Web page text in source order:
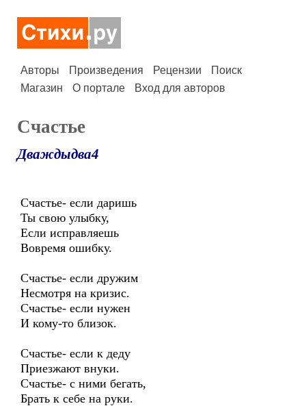
Авторы Произведения Рецензии
Поиск
Магазин
О портале Вход для авторов
Счастье
Дваждыдва4
Счастье- если даришь
Ты свою улыбку,
Если исправляешь
Вовремя ошибку.
Счастье- если дружим
Несмотря на кризис.
Счастье- если нужен
И кому-то близок.
Счастье- если к деду
Приезжают внуки.
Счастье- с ними бегать,
Брать к себе на руки.